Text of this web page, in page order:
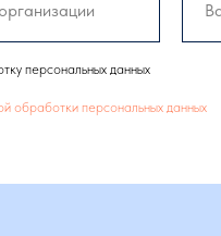
персональных данных
обработки персональных данных